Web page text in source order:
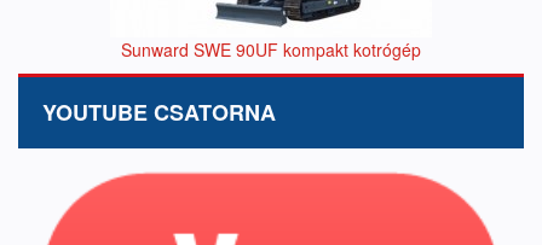
Sunward SWE 90UF kompakt kotrógép
YOUTUBE CSATORNA